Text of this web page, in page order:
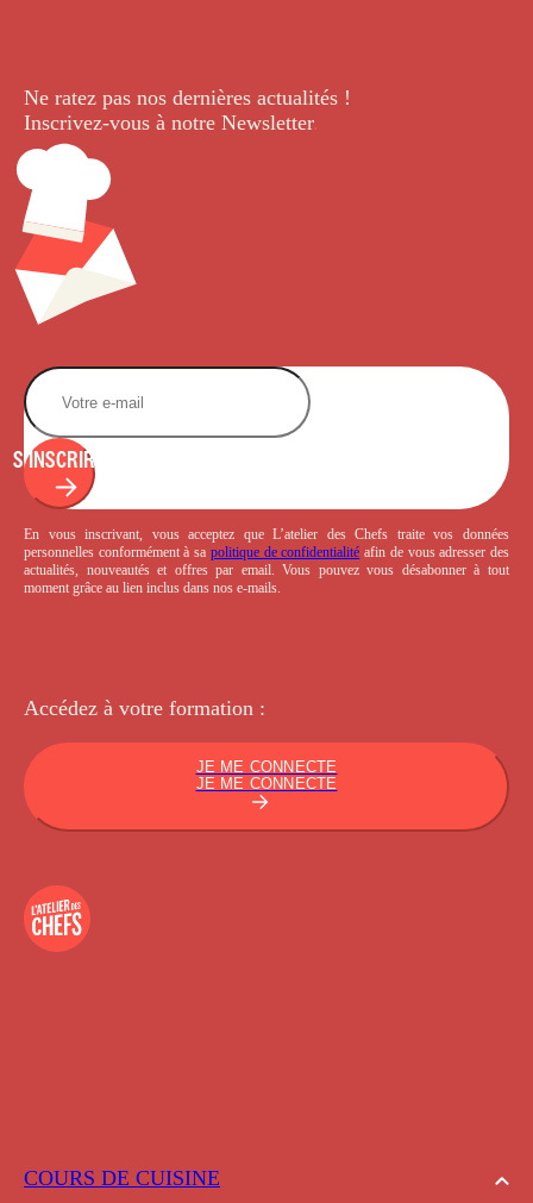
COURS DE CUISINE
Ne ratez pas nos dernières actualités !
Inscrivez-vous à notre Newsletter.
S'INSCRIRE
En vous inscrivant, vous acceptez que L’atelier des Chefs traite vos données
personnelles conformément à sa politique de confidentialité afin de vous adresser des
actualités, nouveautés et offres par email. Vous pouvez vous désabonner à tout
moment grâce au lien inclus dans nos e-mails.
Accédez à votre formation :
JE ME CONNECTE
JE ME CONNECTE